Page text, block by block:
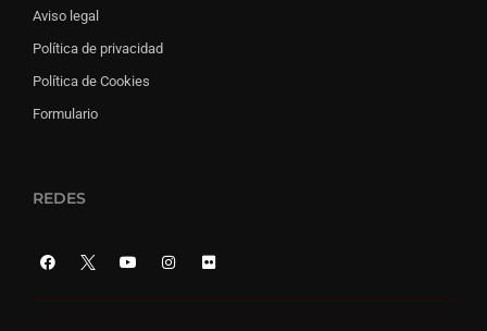
Aviso legal
Política de privacidad
Política de Cookies
Formulario
REDES